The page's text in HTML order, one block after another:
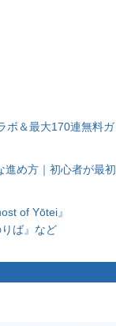
ボ＆最大170連無料ガ
進め方｜初心者が最初
of Yōtei』
ば』など